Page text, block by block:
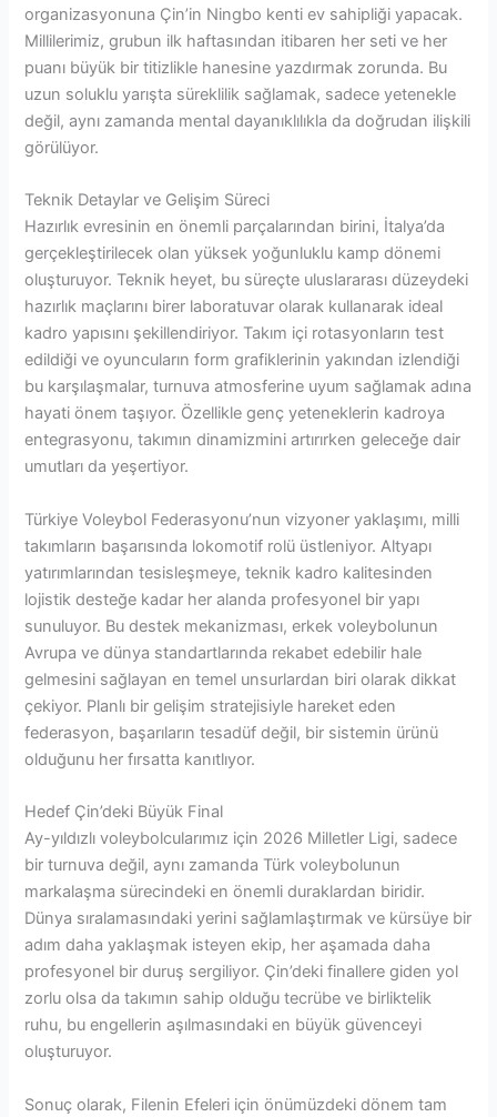
organizasyonuna Çin’in Ningbo kenti ev sahipliği yapacak.
Millilerimiz, grubun ilk haftasından itibaren her seti ve her
puanı büyük bir titizlikle hanesine yazdırmak zorunda. Bu
uzun soluklu yarışta süreklilik sağlamak, sadece yetenekle
değil, aynı zamanda mental dayanıklılıkla da doğrudan ilişkili
görülüyor.
Teknik Detaylar ve Gelişim Süreci
Hazırlık evresinin en önemli parçalarından birini, İtalya’da
gerçekleştirilecek olan yüksek yoğunluklu kamp dönemi
oluşturuyor. Teknik heyet, bu süreçte uluslararası düzeydeki
hazırlık maçlarını birer laboratuvar olarak kullanarak ideal
kadro yapısını şekillendiriyor. Takım içi rotasyonların test
edildiği ve oyuncuların form grafiklerinin yakından izlendiği
bu karşılaşmalar, turnuva atmosferine uyum sağlamak adına
hayati önem taşıyor. Özellikle genç yeteneklerin kadroya
entegrasyonu, takımın dinamizmini artırırken geleceğe dair
umutları da yeşertiyor.
Türkiye Voleybol Federasyonu’nun vizyoner yaklaşımı, milli
takımların başarısında lokomotif rolü üstleniyor. Altyapı
yatırımlarından tesisleşmeye, teknik kadro kalitesinden
lojistik desteğe kadar her alanda profesyonel bir yapı
sunuluyor. Bu destek mekanizması, erkek voleybolunun
Avrupa ve dünya standartlarında rekabet edebilir hale
gelmesini sağlayan en temel unsurlardan biri olarak dikkat
çekiyor. Planlı bir gelişim stratejisiyle hareket eden
federasyon, başarıların tesadüf değil, bir sistemin ürünü
olduğunu her fırsatta kanıtlıyor.
Hedef Çin’deki Büyük Final
Ay-yıldızlı voleybolcularımız için 2026 Milletler Ligi, sadece
bir turnuva değil, aynı zamanda Türk voleybolunun
markalaşma sürecindeki en önemli duraklardan biridir.
Dünya sıralamasındaki yerini sağlamlaştırmak ve kürsüye bir
adım daha yaklaşmak isteyen ekip, her aşamada daha
profesyonel bir duruş sergiliyor. Çin’deki finallere giden yol
zorlu olsa da takımın sahip olduğu tecrübe ve birliktelik
ruhu, bu engellerin aşılmasındaki en büyük güvenceyi
oluşturuyor.
Sonuç olarak, Filenin Efeleri için önümüzdeki dönem tam